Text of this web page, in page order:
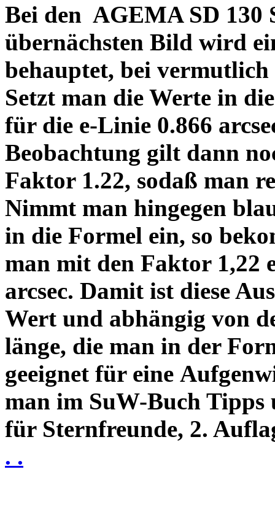
Bei den AGEMA SD 130
übernächsten Bild wird
behauptet, bei vermutlich
Setzt man die Werte in
für die e-Linie 0.866
Beobachtung gilt dann
Faktor 1.22, sodaß man
Nimmt man hingegen
in die Formel ein, so
man mit den Faktor 1,22
arcsec. Damit ist diese
Wert und abhängig von
länge, die man in der
geeignet für eine
man im SuW-Buch Tipps
für Sternfreunde, 2.
. .